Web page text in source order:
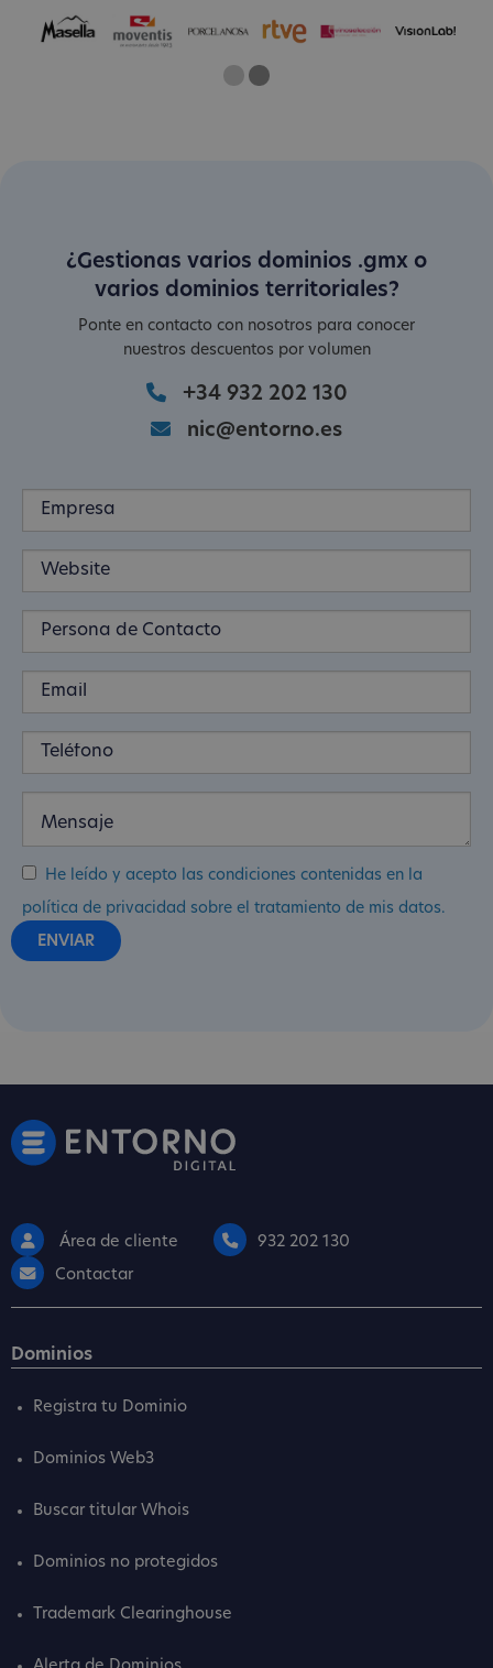
One
Current Slide
Two
¿Gestionas varios dominios .gmx o
varios dominios territoriales?
Ponte en contacto con nosotros para conocer
nuestros descuentos por volumen
+34 932 202 130
nic@entorno.es
He leído y acepto las condiciones contenidas en la
política de privacidad sobre el tratamiento de mis datos.
Área de cliente
932 202 130
Contactar
Dominios
Registra tu Dominio
Dominios Web3
Buscar titular Whois
Dominios no protegidos
Trademark Clearinghouse